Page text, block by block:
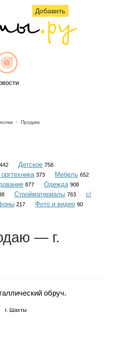
Добавить
Продаю
442 Детское 758
373 Мебель 652
877 Одежда 908
Стройматериалы 763
с/
217 Фото и видео 90
— г.
обруч.
г. Шахты